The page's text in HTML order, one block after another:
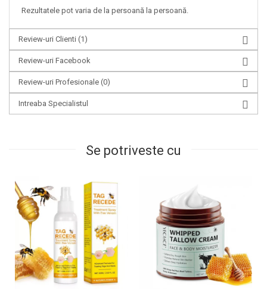
Rezultatele pot varia de la persoană la persoană.
Review-uri Clienti (1)
Review-uri Facebook
Review-uri Profesionale (0)
Intreaba Specialistul
Se potriveste cu